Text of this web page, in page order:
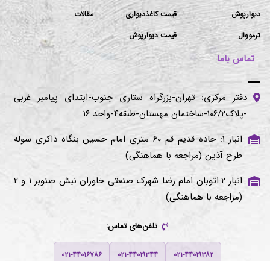
دیوارپوش
ترمووال
قیمت کاغذدیواری
قیمت دیوارپوش
مقالات
تماس باما
دفتر مرکزی: تهران-بزرگراه ستاری جنوب-ابتدای پیامبر غربی
-پلاک۱۰۶/۲-ساختمان مهستان-طبقه۴-واحد ۱۶
انبار ۱: جاده قدیم قم ۶۰ متری امام حسین بنگاه ذاکری سوله
طرح آذین (مراجعه با هماهنگی)
انبار ۲:اتوبان امام رضا شهرک صنعتی خاوران نبش صنوبر ۱ و ۲
(مراجعه با هماهنگی)
تلفن‌های تماس:
۰۲۱-۴۴۰۱۹۳۸۲ ۰۲۱-۴۴۰۱۹۳۴۴ ۰۲۱-۴۴۰۱۶۷۸۶